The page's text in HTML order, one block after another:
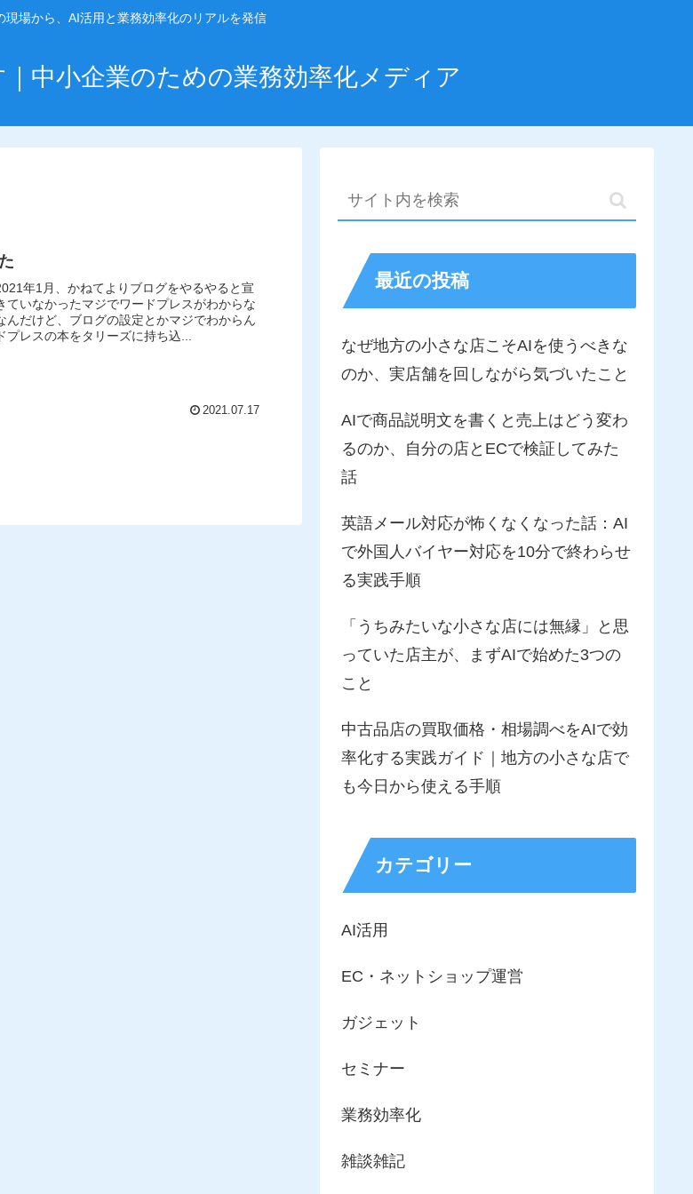
現場から、AI活用と業務効率化のリアルを発信
中小企業のための業務効率化メディア
年1月、かねてよりブログをやるやると宣
ていなかったマジでワードプレスがわからな
んだけど、ブログの設定とかマジでわからん
レスの本をタリーズに持ち込...
2021.07.17
最近の投稿
なぜ地方の小さな店こそAIを使うべきな
のか、実店舗を回しながら気づいたこと
AIで商品説明文を書くと売上はどう変わ
るのか、自分の店とECで検証してみた
話
英語メール対応が怖くなくなった話：AI
で外国人バイヤー対応を10分で終わらせ
る実践手順
「うちみたいな小さな店には無縁」と思
っていた店主が、まずAIで始めた3つの
こと
中古品店の買取価格・相場調べをAIで効
率化する実践ガイド｜地方の小さな店で
も今日から使える手順
カテゴリー
AI活用
EC・ネットショップ運営
ガジェット
セミナー
業務効率化
雑談雑記